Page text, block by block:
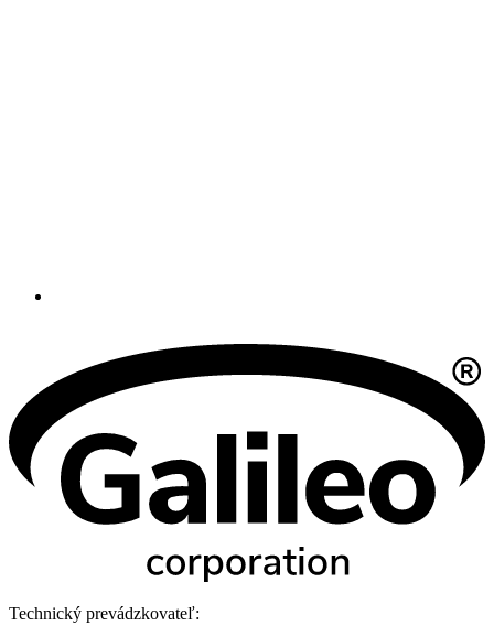
Technický prevádzkovateľ: